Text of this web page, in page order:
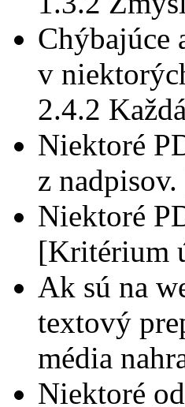
Chýbajúce
v
2.4.2
Niektoré
z
Niektoré
[Kritérium
Ak sú na
textový
média
Niektoré